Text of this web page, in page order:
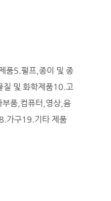
품5.펄프,종이 및 종
질 및 화학제품10.고
품,컴퓨터,영상,음
가구19.기타 제품